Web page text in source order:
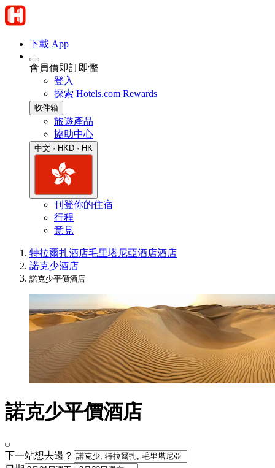
下載 App
會員價即訂即慳
登入
探索 Hotels.com Rewards
收件箱
旅遊產品
協助中心
中文 · HKD · HK
刊登你的住宿
行程
意見
特拉爾扎酒店毛里塔尼亞酒店酒店
諾克少酒店
諾克少平價酒店​
諾克少平價酒店
下一站想去邊？